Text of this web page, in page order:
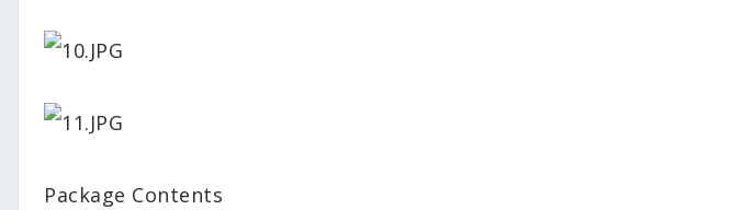
Package Contents